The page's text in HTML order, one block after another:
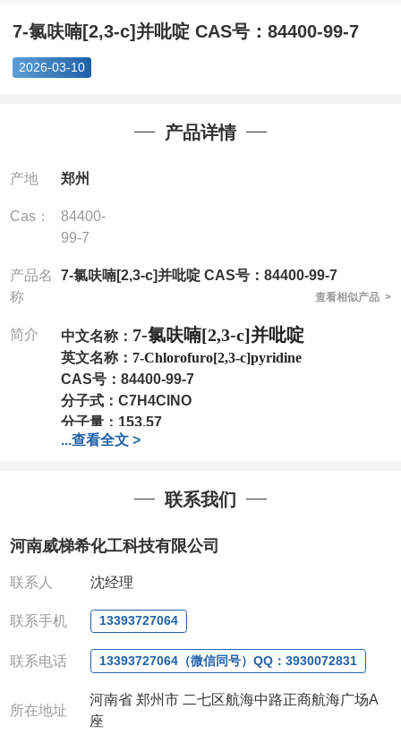
c]并吡啶 CAS号...
7-氯呋喃[2,3-c]并吡啶 CAS号：84400-99-7
2026-03-10
产品详情
产地 郑州
Cas：
84400-
99-7
产品名
称
7-氯呋喃[2,3-c]并吡啶 CAS号：84400-99-7
查看相似产品 >
简介 中文名称： 7-氯呋喃[2,3-c]并吡啶
英文名称： 7-Chlorofuro[2,3-c]pyridine
CAS号： 84400-99-7
分子式： C7H4ClNO
分子量： 153.57
包装：1Mg ; 5Mg;10Mg ;100Mg;250Mg ;500Mg
我司对高校及科研单位先发货和
作中有用到的试剂,欢迎前来询购
电话:0371-63377391/13393727064
QQ:3930072831
:13393727064
联系人: 沈晓东(欢迎致电
...查看全文 >
联系我们
河南威梯希化工科技有限公司
联系人 沈经理
联系手机 13393727064
联系电话 13393727064（微信同号）QQ：3930072831
所在地址
河南省 郑州市 二七区航海中路正商航海广场A
座